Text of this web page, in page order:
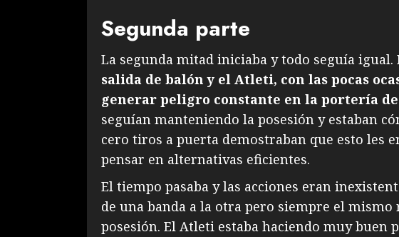
Segunda parte
La segunda mitad iniciaba y todo seguía igual.
salida de balón y el Atleti, con las pocas
generar peligro constante en la portería
seguían manteniendo la posesión y estaban
cero tiros a puerta demostraban que esto les
pensar en alternativas eficientes.
El tiempo pasaba y las acciones eran
de una banda a la otra pero siempre el mismo
posesión. El Atleti estaba haciendo muy buen